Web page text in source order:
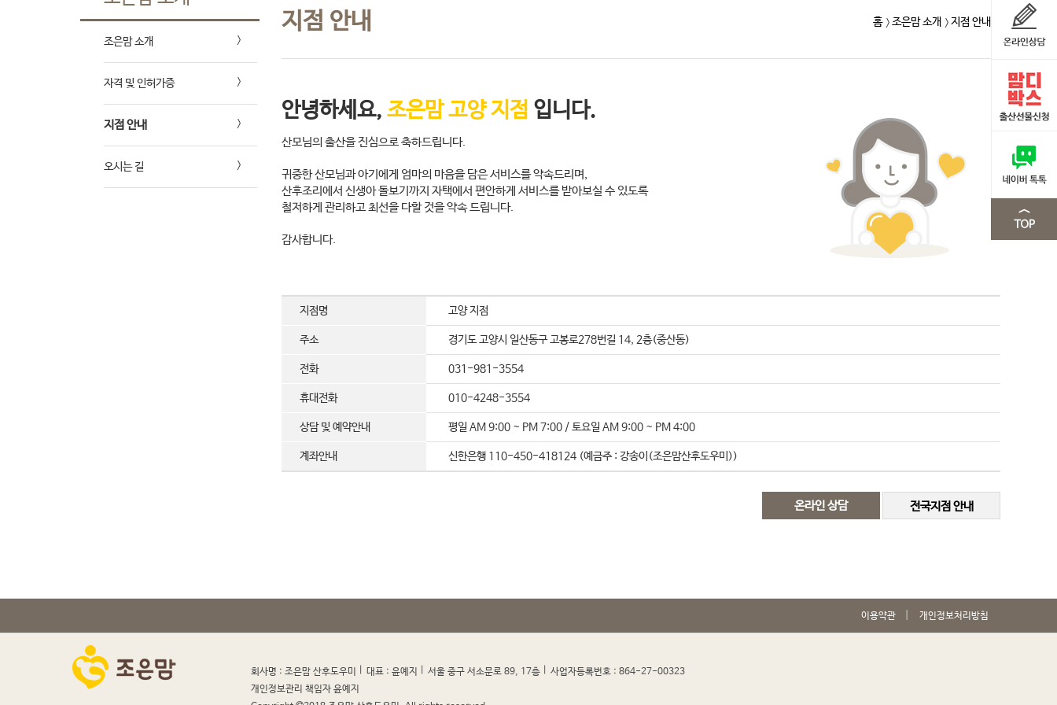
조은맘 소개
자격 및 인허가증
지점 안내
오시는 길
지점 안내 홈 조은맘 소개 지점 안내
안녕하세요, 조은맘 고양 지점 입니다.
산모님의 출산을 진심으로 축하드립니다.
귀중한 산모님과 아기에게 엄마의 마음을 담은 서비스를 약속드리며,
산후조리에서 신생아 돌보기까지 자택에서 편안하게 서비스를 받아보실 수 있도록
철저하게 관리하고 최선을 다할 것을 약속 드립니다.
감사합니다.
지점명 고양 지점
주소 경기도 고양시 일산동구 고봉로278번길 14, 2층(중산동)
전화 031-981-3554
휴대전화 010-4248-3554
상담 및 예약안내 평일 AM 9:00 ~ PM 7:00 / 토요일 AM 9:00 ~ PM 4:00
계좌안내 신한은행 110-450-418124 (예금주 : 강송이(조은맘산후도우미))
온라인 상담 전국지점 안내
이용약관 개인정보처리방침
회사명 : 조은맘 산후도우미 대표 : 윤예지 서울 중구 서소문로 89, 17층 사업자등록번호 : 864-27-00323
개인정보관리 책임자 윤예지